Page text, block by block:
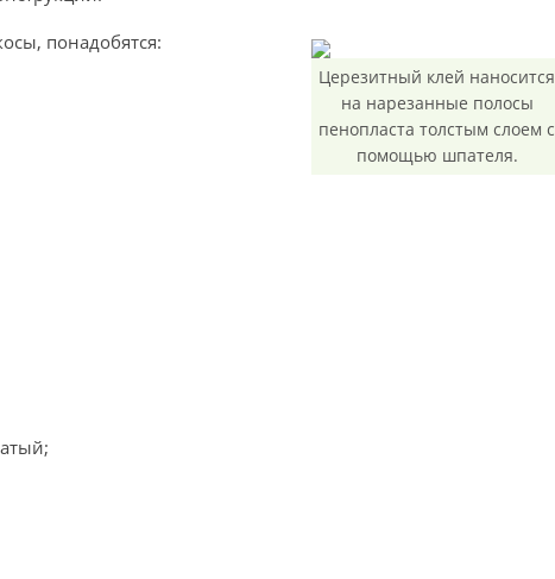
Церезитный клей наносится
на нарезанные полосы
пенопласта толстым слоем с
помощью шпателя.
понадобятся: